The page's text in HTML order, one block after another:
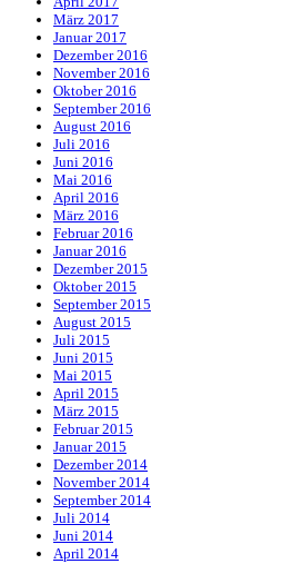
März 2017
Januar 2017
Dezember 2016
November 2016
Oktober 2016
September 2016
August 2016
Juli 2016
Juni 2016
Mai 2016
April 2016
März 2016
Februar 2016
Januar 2016
Dezember 2015
Oktober 2015
September 2015
August 2015
Juli 2015
Juni 2015
Mai 2015
April 2015
März 2015
Februar 2015
Januar 2015
Dezember 2014
November 2014
September 2014
Juli 2014
Juni 2014
April 2014